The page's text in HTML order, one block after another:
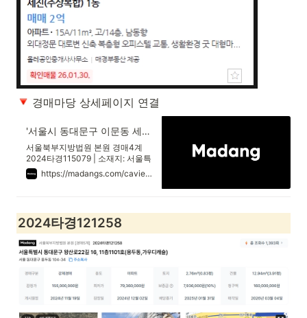
경매마당 상세페이지 연결
'서울시 동대문구 이문동 세진' 의 시세, 권리분석, 상세정보
서울북부지방법원 본원 경매4계
2024타경115079 | 소재지: 서울특
별시 동대문구 이문로 89, 9층911
호 (이문동,세진빌딩) | 최저가:
https://madangs.com/caview?m_code=0520240115079001
2024타경121258